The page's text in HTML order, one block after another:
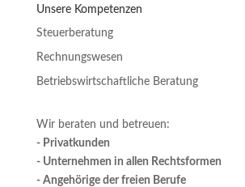
Unsere Kompetenzen
Steuerberatung
Rechnungswesen
Betriebswirtschaftliche Beratung
Wir beraten und betreuen:
- Privatkunden
- Unternehmen in allen Rechtsformen
- Angehörige der freien Berufe